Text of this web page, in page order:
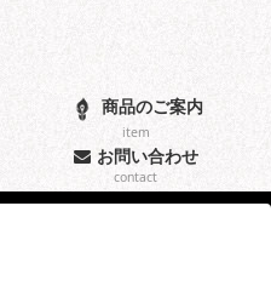
商品のご案内
item
お問い合わせ
contact